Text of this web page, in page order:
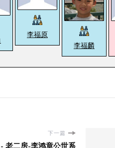
李福原
李福麟
下一篇
老二房-李鸿章公世系